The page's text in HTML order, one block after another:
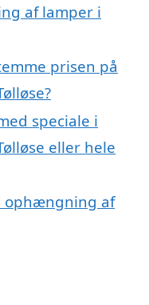
af lamper i
prisen på
speciale i
eller hele
ophængning af